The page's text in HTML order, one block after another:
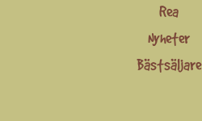
Rea
Nyheter
Bästsäljare